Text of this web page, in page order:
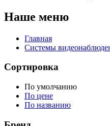
Наше меню
Главная
Cистемы
Сортировка
По умолчанию
По цене
По названию